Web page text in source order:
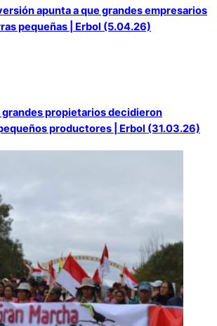
apunta a que grandes empresarios
pequeñas | Erbol (5.04.26)
grandes propietarios decidieron
productores | Erbol (31.03.26)